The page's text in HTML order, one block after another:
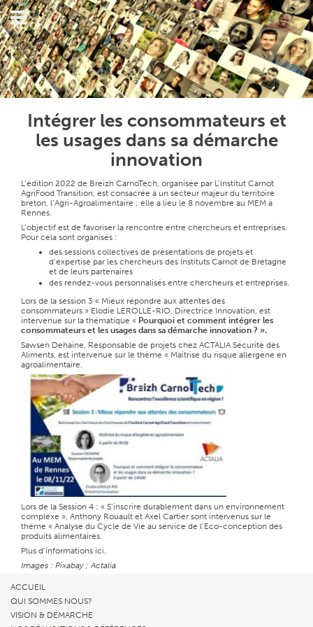
Intégrer les consommateurs et
les usages dans sa démarche
innovation
L’édition 2022 de Breizh CarnoTech, organisée par L’Institut Carnot
AgriFood Transition, est consacrée à un secteur majeur du territoire
breton, l’Agri-Agroalimentaire ; elle a lieu le 8 novembre au MEM à
Rennes.
L’objectif est de favoriser la rencontre entre chercheurs et entreprises.
Pour cela sont organisés :
des sessions collectives de présentations de projets et
d’expertise par les chercheurs des Instituts Carnot de Bretagne
et de leurs partenaires
des rendez-vous personnalisés entre chercheurs et entreprises.
Lors de la session 3 « Mieux répondre aux attentes des
consommateurs » Elodie LEROLLE-RIO, Directrice Innovation, est
intervenue sur la thématique « Pourquoi et comment intégrer les
consommateurs et les usages dans sa démarche innovation ? ».
Sawsen Dehaine, Responsable de projets chez ACTALIA Sécurité des
Aliments, est intervenue sur le thème « Maîtrise du risque allergène en
agroalimentaire.
Lors de la Session 4 : « S’inscrire durablement dans un environnement
complexe », Anthony Rouault et Axel Cartier sont intervenus sur le
thème « Analyse du Cycle de Vie au service de l’Eco-conception des
produits alimentaires.
Plus d’informations ici.
Images : Pixabay ; Actalia
ACCUEIL
QUI SOMMES NOUS?
VISION & DÉMARCHE